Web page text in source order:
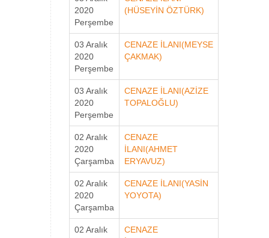
2020
Perşembe
(HÜSEYİN ÖZTÜRK)
03 Aralık
2020
Perşembe
CENAZE İLANI(MEYSE
ÇAKMAK)
03 Aralık
2020
Perşembe
CENAZE İLANI(AZİZE
TOPALOĞLU)
02 Aralık
2020
Çarşamba
CENAZE
İLANI(AHMET
ERYAVUZ)
02 Aralık
2020
Çarşamba
CENAZE İLANI(YASİN
YOYOTA)
02 Aralık
CENAZE